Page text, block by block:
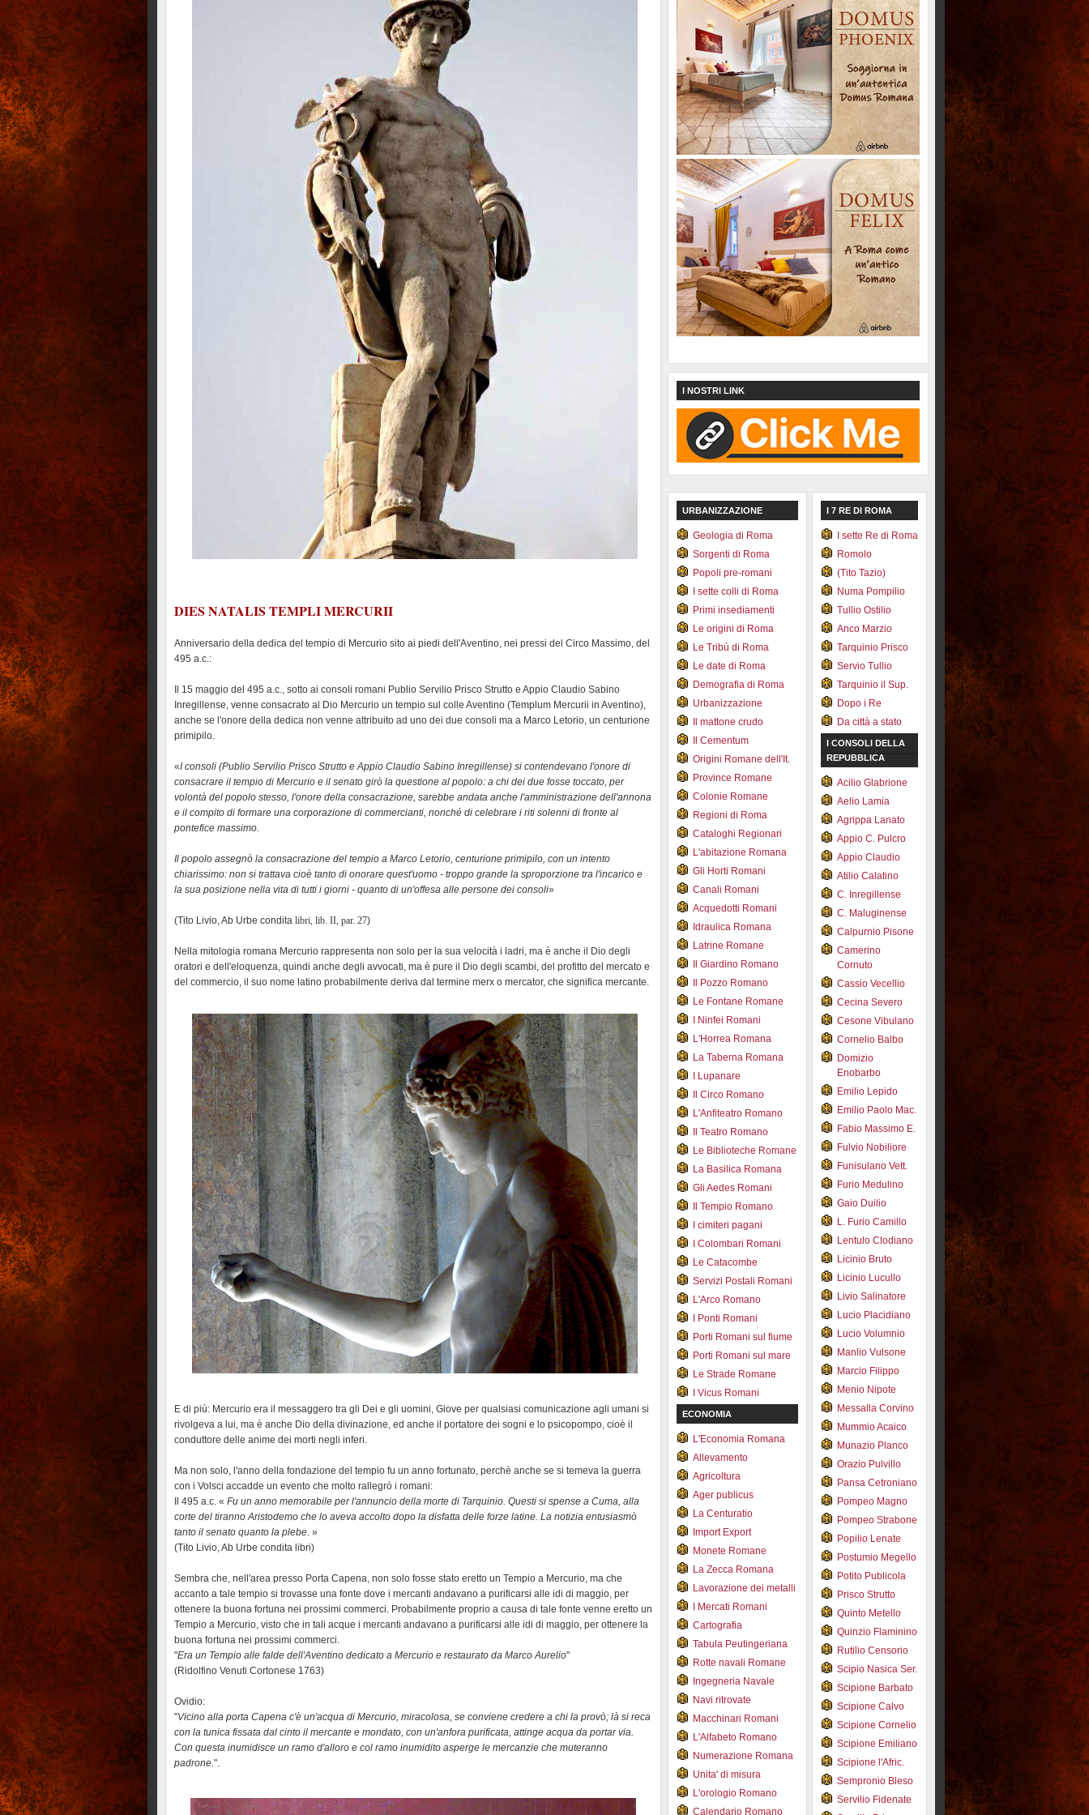
DIES NATALIS TEMPLI MERCURII
Anniversario della dedica del tempio di Mercurio sito ai piedi dell'Aventino, nei pressi del Circo Massimo, del
495 a.c.:
Il 15 maggio del 495 a.c., sotto ai consoli romani Publio Servilio Prisco Strutto e Appio Claudio Sabino
Inregillense, venne consacrato al Dio Mercurio un tempio sul colle Aventino (Templum Mercurii in Aventino),
anche se l'onore della dedica non venne attribuito ad uno dei due consoli ma a Marco Letorio, un centurione
primipilo.
«I consoli (Publio Servilio Prisco Strutto e Appio Claudio Sabino Inregillense) si contendevano l'onore di
consacrare il tempio di Mercurio e il senato girò la questione al popolo: a chi dei due fosse toccato, per
volontà del popolo stesso, l'onore della consacrazione, sarebbe andata anche l'amministrazione dell'annona
e il compito di formare una corporazione di commercianti, nonché di celebrare i riti solenni di fronte al
pontefice massimo.
Il popolo assegnò la consacrazione del tempio a Marco Letorio, centurione primipilo, con un intento
chiarissimo: non si trattava cioè tanto di onorare quest'uomo - troppo grande la sproporzione tra l'incarico e
la sua posizione nella vita di tutti i giorni - quanto di un'offesa alle persone dei consoli»
(Tito Livio, Ab Urbe condita libri, lib. II, par. 27)
Nella mitologia romana Mercurio rappresenta non solo per la sua velocità i ladri, ma è anche il Dio degli
oratori e dell'eloquenza, quindi anche degli avvocati, ma è pure il Dio degli scambi, del profitto del mercato e
del commercio, il suo nome latino probabilmente deriva dal termine merx o mercator, che significa mercante.
E di più: Mercurio era il messaggero tra gli Dei e gli uomini, Giove per qualsiasi comunicazione agli umani si
rivolgeva a lui, ma è anche Dio della divinazione, ed anche il portatore dei sogni e lo psicopompo, cioè il
conduttore delle anime dei morti negli inferi.
Ma non solo, l'anno della fondazione del tempio fu un anno fortunato, perchè anche se si temeva la guerra
con i Volsci accadde un evento che molto rallegrò i romani:
Il 495 a.c. « Fu un anno memorabile per l'annuncio della morte di Tarquinio. Questi si spense a Cuma, alla
corte del tiranno Aristodemo che lo aveva accolto dopo la disfatta delle forze latine. La notizia entusiasmò
tanto il senato quanto la plebe. »
(Tito Livio, Ab Urbe condita libri)
Sembra che, nell'area presso Porta Capena, non solo fosse stato eretto un Tempio a Mercurio, ma che
accanto a tale tempio si trovasse una fonte dove i mercanti andavano a purificarsi alle idi di maggio, per
ottenere la buona fortuna nei prossimi commerci. Probabilmente proprio a causa di tale fonte venne eretto un
Tempio a Mercurio, visto che in tali acque i mercanti andavano a purificarsi alle idi di maggio, per ottenere la
buona fortuna nei prossimi commerci.
"Era un Tempio alle falde dell'Aventino dedicato a Mercurio e restaurato da Marco Aurelio"
(Ridolfino Venuti Cortonese 1763)
Ovidio:
"Vicino alla porta Capena c'è un'acqua di Mercurio, miracolosa, se conviene credere a chi la provò; là si reca
con la tunica fissata dal cinto il mercante e mondato, con un'anfora purificata, attinge acqua da portar via.
Con questa inumidisce un ramo d'alloro e col ramo inumidito asperge le mercanzie che muteranno
padrone.".
I NOSTRI LINK
URBANIZZAZIONE
Geologia di Roma
Sorgenti di Roma
Popoli pre-romani
I sette colli di Roma
Primi insediamenti
Le origini di Roma
Le Tribù di Roma
Le date di Roma
Demografia di Roma
Urbanizzazione
Il mattone crudo
Il Cementum
Origini Romane dell'It.
Province Romane
Colonie Romane
Regioni di Roma
Cataloghi Regionari
L'abitazione Romana
Gli Horti Romani
Canali Romani
Acquedotti Romani
Idraulica Romana
Latrine Romane
Il Giardino Romano
Il Pozzo Romano
Le Fontane Romane
I Ninfei Romani
L'Horrea Romana
La Taberna Romana
I Lupanare
Il Circo Romano
L'Anfiteatro Romano
Il Teatro Romano
Le Biblioteche Romane
La Basilica Romana
Gli Aedes Romani
Il Tempio Romano
I cimiteri pagani
I Colombari Romani
Le Catacombe
Servizi Postali Romani
L'Arco Romano
I Ponti Romani
Porti Romani sul fiume
Porti Romani sul mare
Le Strade Romane
I Vicus Romani
ECONOMIA
L'Economia Romana
Allevamento
Agricoltura
Ager publicus
La Centuratio
Import Export
Monete Romane
La Zecca Romana
Lavorazione dei metalli
I Mercati Romani
Cartografia
Tabula Peutingeriana
Rotte navali Romane
Ingegneria Navale
Navi ritrovate
Macchinari Romani
L'Alfabeto Romano
Numerazione Romana
Unita' di misura
L'orologio Romano
Calendario Romano
I 7 RE DI ROMA
I sette Re di Roma
Romolo
(Tito Tazio)
Numa Pompilio
Tullio Ostilio
Anco Marzio
Tarquinio Prisco
Servio Tullio
Tarquinio il Sup.
Dopo i Re
Da città a stato
I CONSOLI DELLA
REPUBBLICA
Acilio Glabrione
Aelio Lamia
Agrippa Lanato
Appio C. Pulcro
Appio Claudio
Atilio Calatino
C. Inregillense
C. Maluginense
Calpurnio Pisone
Camerino
Cornuto
Cassio Vecellio
Cecina Severo
Cesone Vibulano
Cornelio Balbo
Domizio
Enobarbo
Emilio Lepido
Emilio Paolo Mac.
Fabio Massimo E.
Fulvio Nobiliore
Funisulano Vett.
Furio Medulino
Gaio Duilio
L. Furio Camillo
Lentulo Clodiano
Licinio Bruto
Licinio Lucullo
Livio Salinatore
Lucio Placidiano
Lucio Volumnio
Manlio Vulsone
Marcio Filippo
Menio Nipote
Messalla Corvino
Mummio Acaico
Munazio Planco
Orazio Pulvillo
Pansa Cetroniano
Pompeo Magno
Pompeo Strabone
Popilio Lenate
Postumio Megello
Potito Publicola
Prisco Strutto
Quinto Metello
Quinzio Flaminino
Rutilio Censorio
Scipio Nasica Ser.
Scipione Barbato
Scipione Calvo
Scipione Cornelio
Scipione Emiliano
Scipione l'Afric.
Sempronio Bleso
Servilio Fidenate